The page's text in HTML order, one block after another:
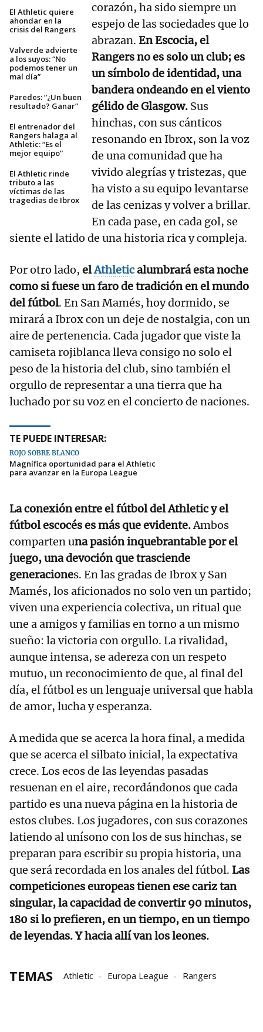
El Athletic quiere
ahondar en la
crisis del Rangers
Valverde advierte
a los suyos: “No
podemos tener un
mal día”
Paredes: “¿Un buen
resultado? Ganar”
El entrenador del
Rangers halaga al
Athletic: “Es el
mejor equipo”
El Athletic rinde
tributo a las
víctimas de las
tragedias de Ibrox
corazón, ha sido siempre un
espejo de las sociedades que lo
abrazan. En Escocia, el
Rangers no es solo un club; es
un símbolo de identidad, una
bandera ondeando en el viento
gélido de Glasgow. Sus
hinchas, con sus cánticos
resonando en Ibrox, son la voz
de una comunidad que ha
vivido alegrías y tristezas, que
ha visto a su equipo levantarse
de las cenizas y volver a brillar.
En cada pase, en cada gol, se
siente el latido de una historia rica y compleja.
Por otro lado, elAthleticalumbrará esta noche
como si fuese un faro de tradición en el mundo
del fútbol. En San Mamés, hoy dormido, se
mirará a Ibrox con un deje de nostalgia, con un
aire de pertenencia. Cada jugador que viste la
camiseta rojiblanca lleva consigo no solo el
peso de la historia del club, sino también el
orgullo de representar a una tierra que ha
luchado por su voz en el concierto de naciones.
TE PUEDE INTERESAR:
ROJO SOBRE BLANCO
Magnífica oportunidad para el Athletic
para avanzar en la Europa League
La conexión entre el fútbol del Athletic y el
fútbol escocés es más que evidente.Ambos
comparten una pasión inquebrantable por el
juego, una devoción que trasciende
generaciones. En las gradas de Ibrox y San
Mamés, los aficionados no solo ven un partido;
viven una experiencia colectiva, un ritual que
une a amigos y familias en torno a un mismo
sueño: la victoria con orgullo. La rivalidad,
aunque intensa, se adereza con un respeto
mutuo, un reconocimiento de que, al final del
día, el fútbol es un lenguaje universal que habla
de amor, lucha y esperanza.
A medida que se acerca la hora final, a medida
que se acerca el silbato inicial, la expectativa
crece. Los ecos de las leyendas pasadas
resuenan en el aire, recordándonos que cada
partido es una nueva página en la historia de
estos clubes. Los jugadores, con sus corazones
latiendo al unísono con los de sus hinchas, se
preparan para escribir su propia historia, una
que será recordada en los anales del fútbol. Las
competiciones europeas tienen ese cariz tan
singular, la capacidad de convertir 90 minutos,
180 si lo prefieren, en un tiempo, en un tiempo
de leyendas. Y hacia allí van los leones.
TEMAS Athletic Europa League Rangers